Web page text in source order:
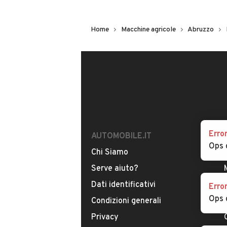
Home Macchine agricole Abruzzo
AUTOMOBILE.IT
Chi Siamo
Serve aiuto?
Dati identificativi
Condizioni generali
Privacy
Error
Ops
Error
Ops